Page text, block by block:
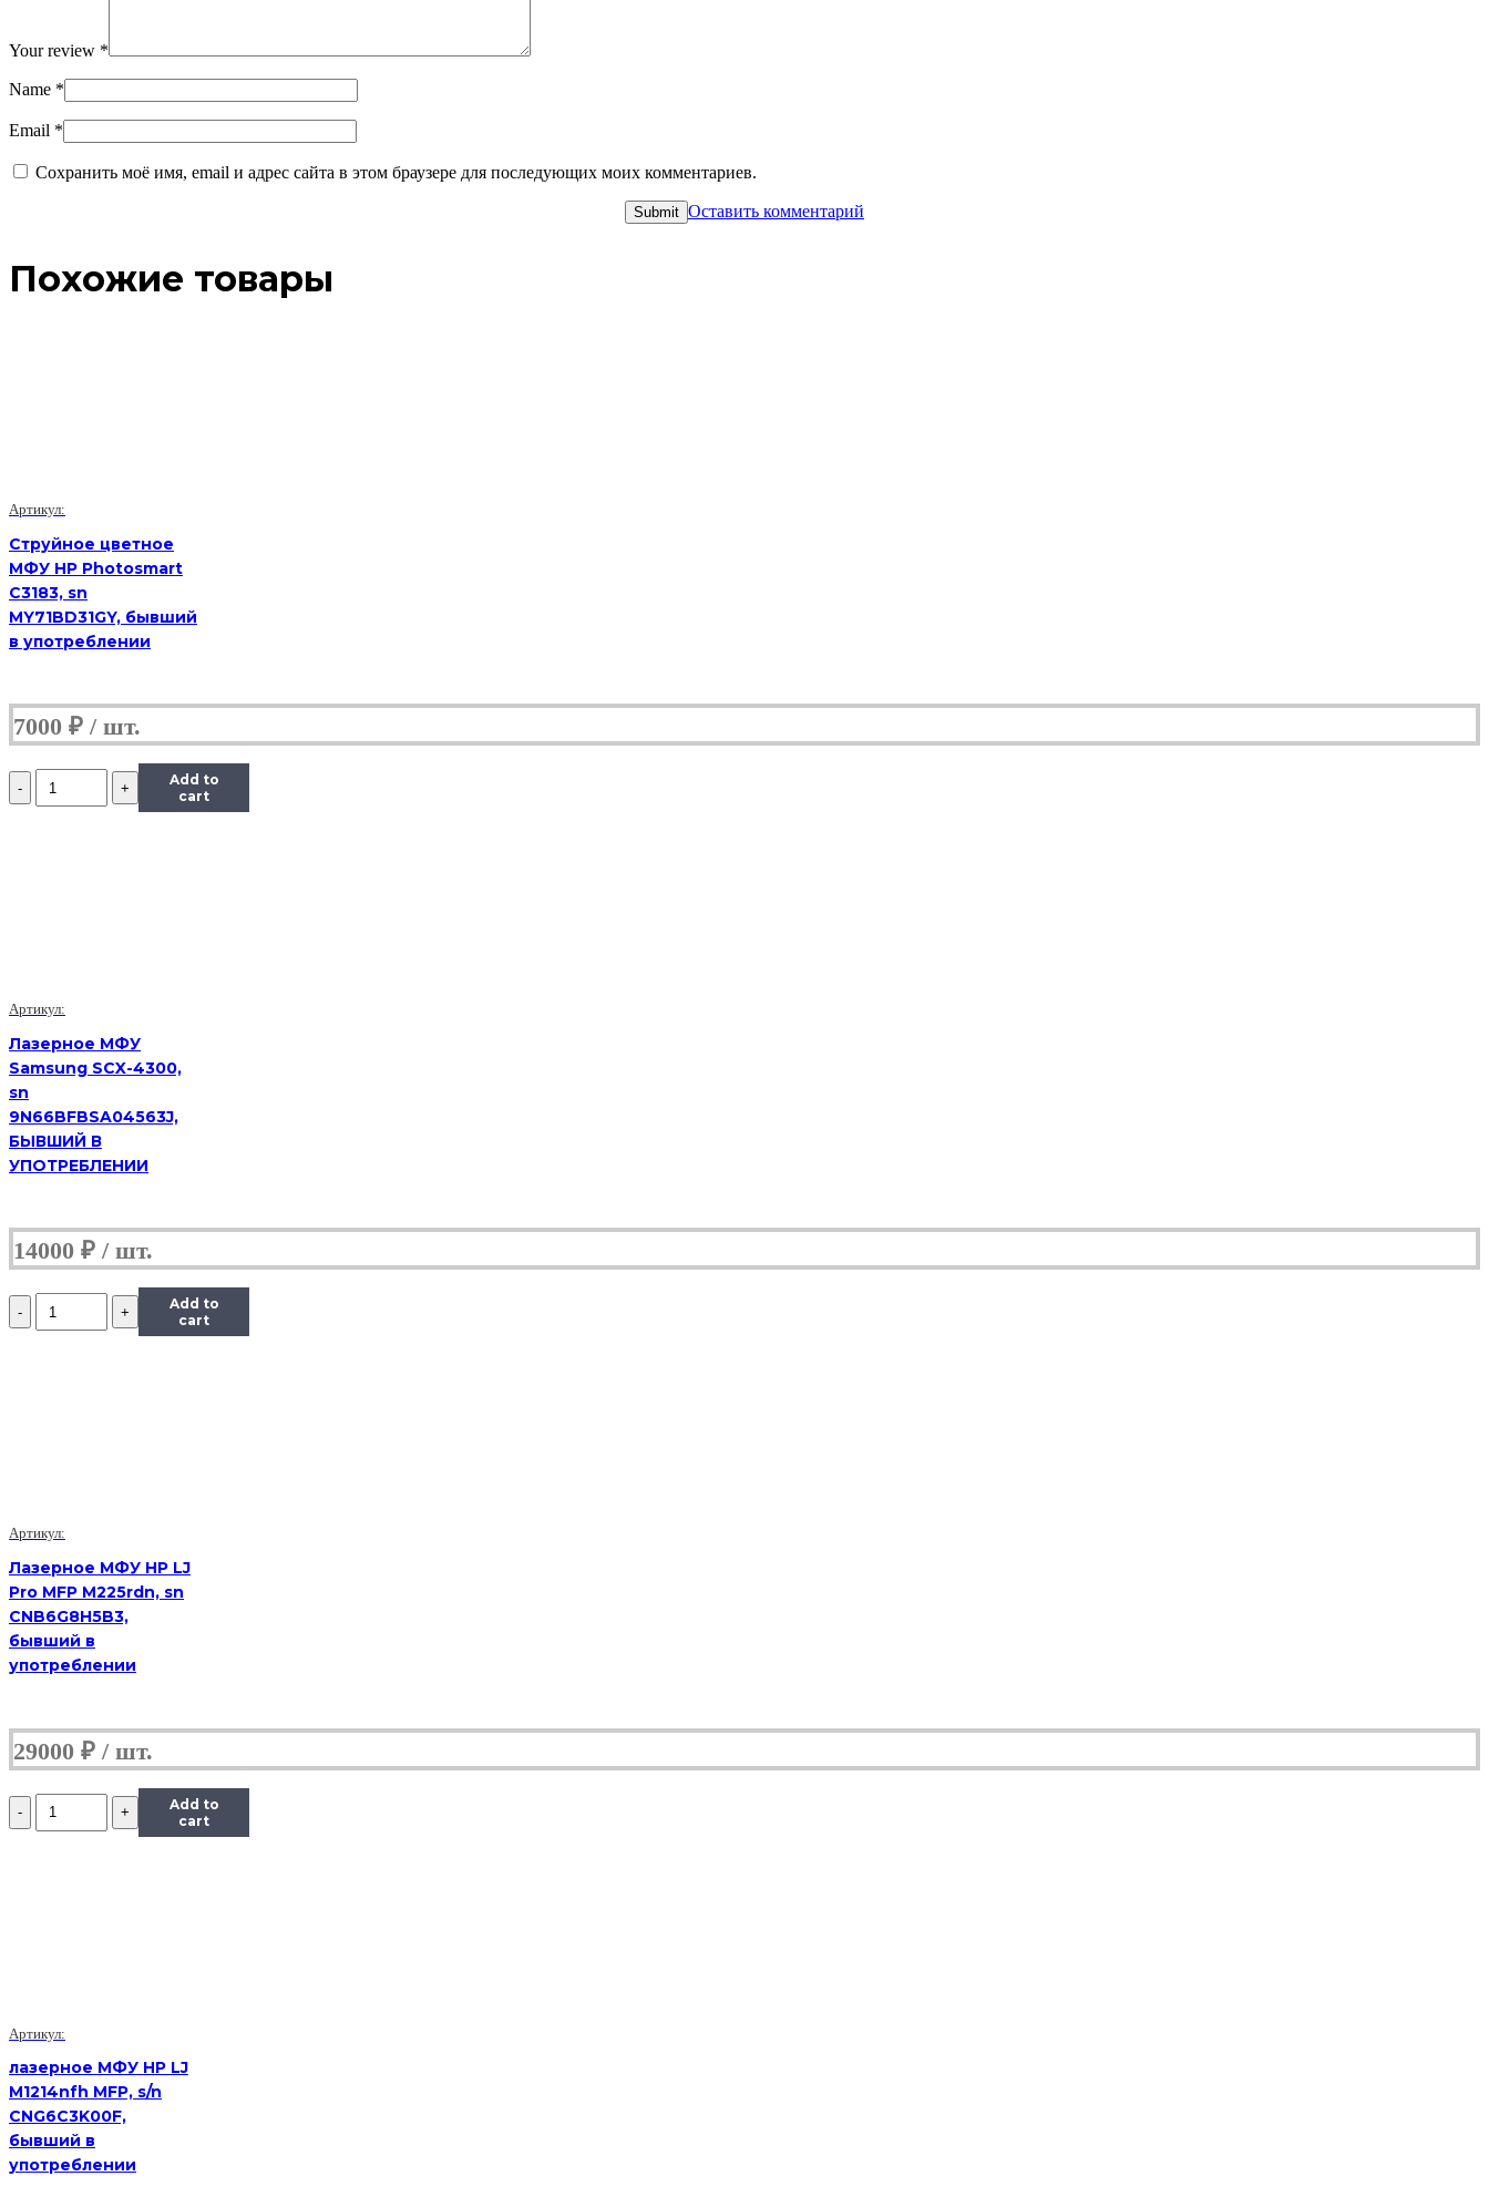
Your review *
Name *
Email *
Сохранить моё имя, email и адрес сайта в этом браузере для последующих моих комментариев.
Оставить комментарий
Похожие товары
Артикул:
Струйное цветное
МФУ HP Photosmart
C3183, sn
MY71BD31GY, бывший
в употреблении
7000 ₽
Количество
Принтер
Add to
cart
Артикул:
Лазерное МФУ
Samsung SCX-4300,
sn
9N66BFBSA04563J,
БЫВШИЙ В
УПОТРЕБЛЕНИИ
14000 ₽
Количество
Принтер
Add to
cart
Артикул:
Лазерное МФУ HP LJ
Pro MFP M225rdn, sn
CNB6G8H5B3,
бывший в
употреблении
29000 ₽
Количество
Принтер
Add to
cart
Артикул:
лазерное МФУ HP LJ
M1214nfh MFP, s/n
CNG6C3K00F,
бывший в
употреблении